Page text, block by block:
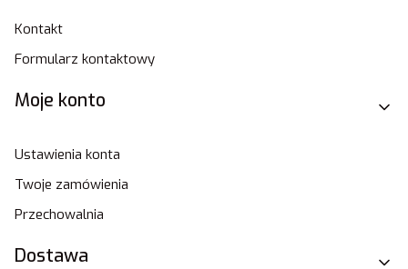
Kontakt
Formularz kontaktowy
Moje konto
Ustawienia konta
Twoje zamówienia
Przechowalnia
Dostawa